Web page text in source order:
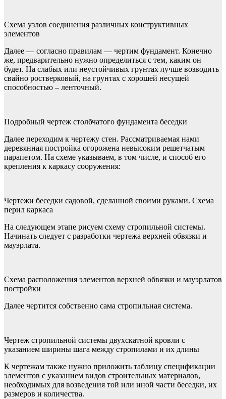
Схема узлов соединения различных конструктивных
элементов
Далее — согласно правилам — чертим фундамент. Конечно
же, предварительно нужно определиться с тем, каким он
будет. На слабых или неустойчивых грунтах лучше возводить
свайно ростверковый, на грунтах с хорошей несущей
способностью – ленточный.
Подробный чертеж столбчатого фундамента беседки
Далее переходим к чертежу стен. Рассматриваемая нами
деревянная постройка огорожена невысоким решетчатым
парапетом. На схеме указываем, в том числе, и способ его
крепления к каркасу сооружения:
Чертежи беседки садовой, сделанной своими руками. Схема
перил каркаса
На следующем этапе рисуем схему стропильной системы.
Начинать следует с разработки чертежа верхней обвязки и
мауэрлата.
Схема расположения элементов верхней обвязки и мауэрлатов
постройки
Далее чертится собственно сама стропильная система.
Чертеж стропильной системы двухскатной кровли с
указанием ширины шага между стропилами и их длины
К чертежам также нужно приложить таблицу спецификации
элементов с указанием видов строительных материалов,
необходимых для возведения той или иной части беседки, их
размеров и количества.